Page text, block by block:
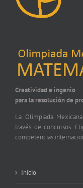
Creatividad e ingenio
para la resolución de
La Olimpiada
través de concursos.
competencias
Inicio